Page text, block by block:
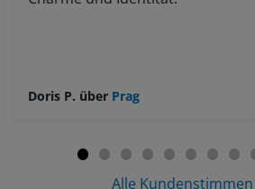
Doris P. über Prag
Alle